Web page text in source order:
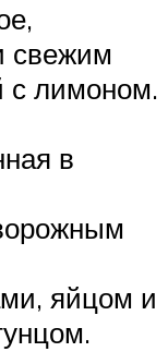
свежим
с лимоном.
в
яйцом и